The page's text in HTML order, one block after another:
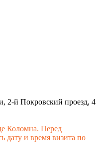
2-й Покровский проезд, 4
Коломна. Перед
дату и время визита по